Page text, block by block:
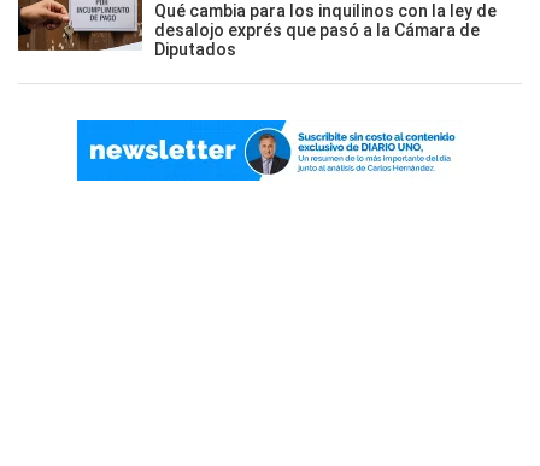
Qué cambia para los inquilinos con la ley de
desalojo exprés que pasó a la Cámara de
Diputados